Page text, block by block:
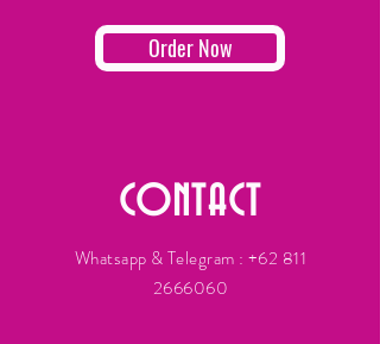
Order Now
CONTACT
Whatsapp & Telegram : +62 811
2666060